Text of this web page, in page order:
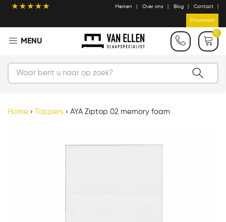
Merken Over ons Blog Contact
Showroom
0
Home › Toppers › AYA Ziptop 02 memory foam